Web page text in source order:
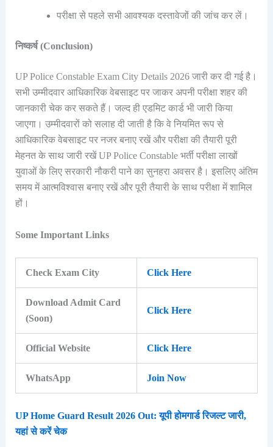
परीक्षा से पहले सभी आवश्यक दस्तावेजों की जांच कर लें।
निष्कर्ष (Conclusion)
UP Police Constable Exam City Details 2026 जारी कर दी गई है।
सभी उम्मीदवार आधिकारिक वेबसाइट पर जाकर अपनी परीक्षा शहर की
जानकारी चेक कर सकते हैं। जल्द ही एडमिट कार्ड भी जारी किया
जाएगा। उम्मीदवारों को सलाह दी जाती है कि वे नियमित रूप से
आधिकारिक वेबसाइट पर नजर बनाए रखें और परीक्षा की तैयारी पूरी
मेहनत के साथ जारी रखें UP Police Constable भर्ती परीक्षा लाखों
युवाओं के लिए सरकारी नौकरी पाने का सुनहरा अवसर है। इसलिए अंतिम
समय में आत्मविश्वास बनाए रखें और पूरी तैयारी के साथ परीक्षा में शामिल
हों।
Some Important Links
Check Exam City Click Here
Download Admit Card
(Soon)
Click Here
Official Website Click Here
WhatsApp Join Now
UP Home Guard Result 2026 Out: यूपी होमगार्ड रिजल्ट जारी,
यहां से करें चेक